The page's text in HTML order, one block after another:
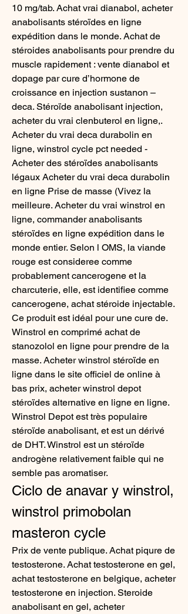
10 mg/tab. Achat vrai dianabol, acheter
anabolisants stéroïdes en ligne
expédition dans le monde. Achat de
stéroides anabolisants pour prendre du
muscle rapidement : vente dianabol et
dopage par cure d’hormone de
croissance en injection sustanon –
deca. Stéroïde anabolisant injection,
acheter du vrai clenbuterol en ligne,.
Acheter du vrai deca durabolin en
ligne, winstrol cycle pct needed -
Acheter des stéroïdes anabolisants
légaux Acheter du vrai deca durabolin
en ligne Prise de masse (Vivez la
meilleure. Acheter du vrai winstrol en
ligne, commander anabolisants
stéroïdes en ligne expédition dans le
monde entier. Selon l OMS, la viande
rouge est consideree comme
probablement cancerogene et la
charcuterie, elle, est identifiee comme
cancerogene, achat stéroide injectable.
Ce produit est idéal pour une cure de.
Winstrol en comprimé achat de
stanozolol en ligne pour prendre de la
masse. Acheter winstrol stéroïde en
ligne dans le site officiel de online à
bas prix, acheter winstrol depot
stéroïdes alternative en ligne en ligne.
Winstrol Depot est très populaire
stéroïde anabolisant, et est un dérivé
de DHT. Winstrol est un stéroïde
androgène relativement faible qui ne
semble pas aromatiser.
Ciclo de anavar y winstrol,
winstrol primobolan
masteron cycle
Prix de vente publique. Achat piqure de
testosterone. Achat testosterone en gel,
achat testosterone en belgique, acheter
testosterone en injection. Steroide
anabolisant en gel, acheter